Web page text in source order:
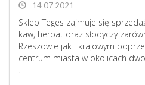
14 07 2021
Sklep Teges zajmuje się
kaw, herbat oraz słodyczy
Rzeszowie jak i krajowym
centrum miasta w okolicach
...